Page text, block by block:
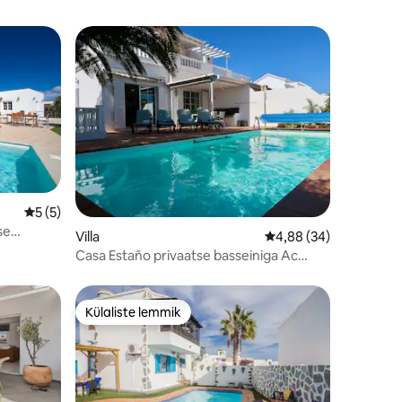
Keskmine hinnang 5/5, 5 hinnangut
5 (5)
Villa Keskmine hinnang
4,88 (34)
Casa Estaño privaatse basseiniga Ac
Külaliste lemmik
Külaliste lemmik